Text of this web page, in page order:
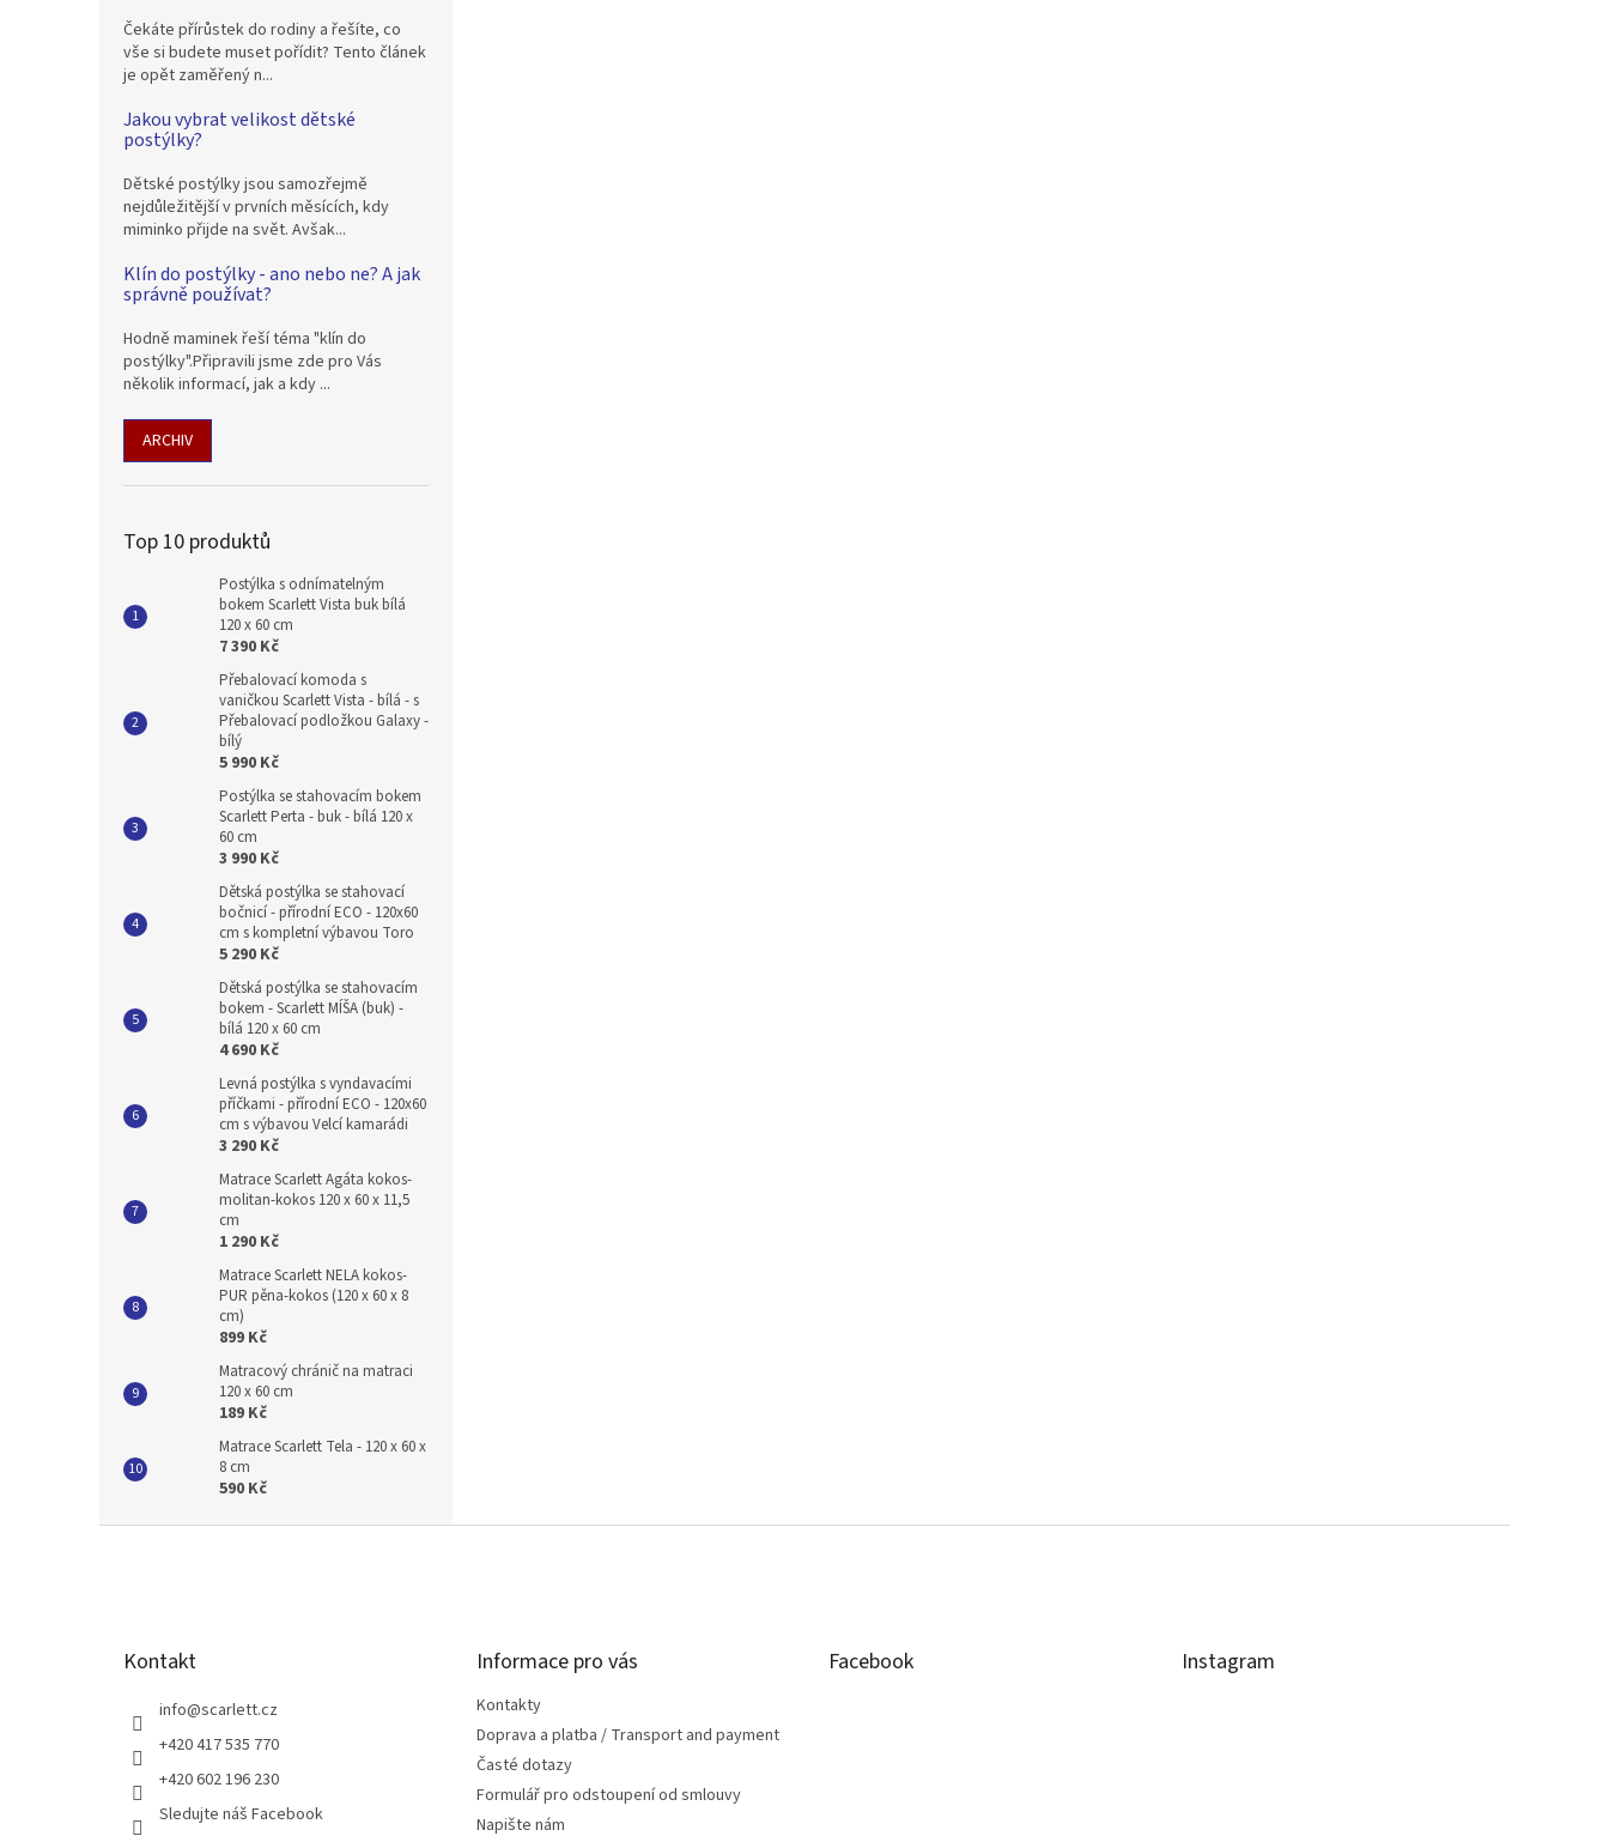
Čekáte přírůstek do rodiny a řešíte, co
vše si budete muset pořídit? Tento článek
je opět zaměřený n...
Jakou vybrat velikost dětské
postýlky?
Dětské postýlky jsou samozřejmě
nejdůležitější v prvních měsících, kdy
miminko přijde na svět. Avšak...
Klín do postýlky - ano nebo ne? A jak
správně používat?
Hodně maminek řeší téma "klín do
postýlky".Připravili jsme zde pro Vás
několik informací, jak a kdy ...
ARCHIV
Top 10 produktů
Postýlka s odnímatelným
bokem Scarlett Vista buk bílá
120 x 60 cm
7 390 Kč
Přebalovací komoda s
vaničkou Scarlett Vista - bílá - s
Přebalovací podložkou Galaxy -
bílý
5 990 Kč
Postýlka se stahovacím bokem
Scarlett Perta - buk - bílá 120 x
60 cm
3 990 Kč
Dětská postýlka se stahovací
bočnicí - přírodní ECO - 120x60
cm s kompletní výbavou Toro
5 290 Kč
Dětská postýlka se stahovacím
bokem - Scarlett MÍŠA (buk) -
bílá 120 x 60 cm
4 690 Kč
Levná postýlka s vyndavacími
příčkami - přírodní ECO - 120x60
cm s výbavou Velcí kamarádi
3 290 Kč
Matrace Scarlett Agáta kokos-
molitan-kokos 120 x 60 x 11,5
cm
1 290 Kč
Matrace Scarlett NELA kokos-
PUR pěna-kokos (120 x 60 x 8
cm)
899 Kč
Matracový chránič na matraci
120 x 60 cm
189 Kč
Matrace Scarlett Tela - 120 x 60 x
8 cm
590 Kč
Kontakt
info@scarlett.cz
+420 417 535 770
+420 602 196 230
Sledujte náš Facebook
Informace pro vás
Kontakty
Doprava a platba / Transport and payment
Časté dotazy
Formulář pro odstoupení od smlouvy
Napište nám
Facebook Instagram